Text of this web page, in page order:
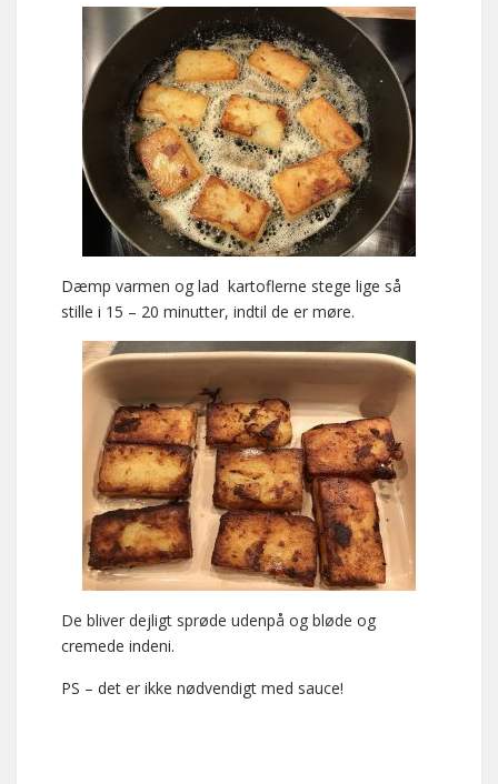
Dæmp varmen og lad kartoflerne stege lige så
stille i 15 – 20 minutter, indtil de er møre.
De bliver dejligt sprøde udenpå og bløde og
cremede indeni.
PS – det er ikke nødvendigt med sauce!